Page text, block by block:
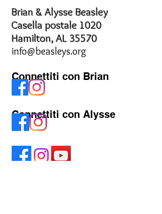
Brian & Alysse Beasley
Casella postale 1020
Hamilton, AL 35570
info@beasleys.org
Connettiti con Brian
Connettiti con Alysse